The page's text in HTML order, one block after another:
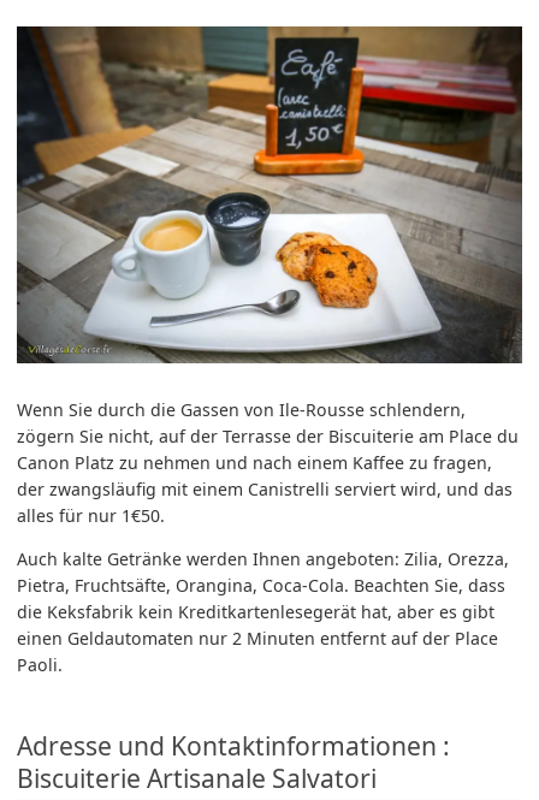
Wenn Sie durch die Gassen von Ile-Rousse schlendern,
zögern Sie nicht, auf der Terrasse der Biscuiterie am Place du
Canon Platz zu nehmen und nach einem Kaffee zu fragen,
der zwangsläufig mit einem Canistrelli serviert wird, und das
alles für nur 1€50.
Auch kalte Getränke werden Ihnen angeboten: Zilia, Orezza,
Pietra, Fruchtsäfte, Orangina, Coca-Cola. Beachten Sie, dass
die Keksfabrik kein Kreditkartenlesegerät hat, aber es gibt
einen Geldautomaten nur 2 Minuten entfernt auf der Place
Paoli.
Adresse und Kontaktinformationen :
Biscuiterie Artisanale Salvatori